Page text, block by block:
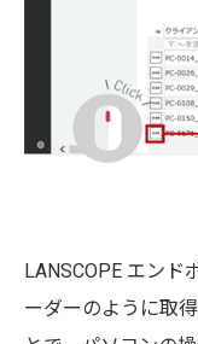
LANSCOPE エン
ーダーのように取